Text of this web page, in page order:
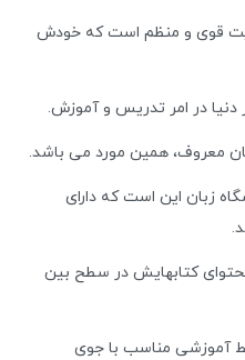
قوی و منظم است که خودش
معروف، همین مورد می باشد.
زبان این است که دارای
کتابهایش در سطح بین
آموزشی مناسب با جوی